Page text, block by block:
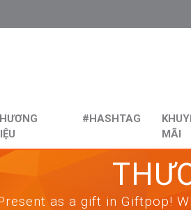
#HASHTAG
MÃI
as a gift in Giftpop!